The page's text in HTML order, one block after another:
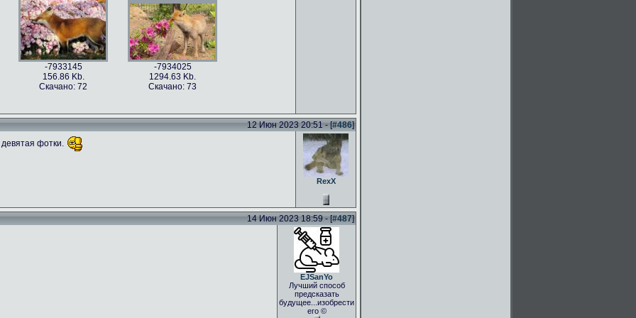
фото (19)
Kb.
65
Kb.
69
894.95 Kb.
Скачано: 59
-7933145
156.86 Kb.
Скачано: 72
-7934025
1294.63 Kb.
Скачано: 73
167.18 Kb.
Скачано: 79
12 Июн 2023 20:51 - [#486]
фотки.
RexX
14 Июн 2023 18:59 - [#487]
EJSanYo
Лучший способ
предсказать
будущее...изобрести
его ©